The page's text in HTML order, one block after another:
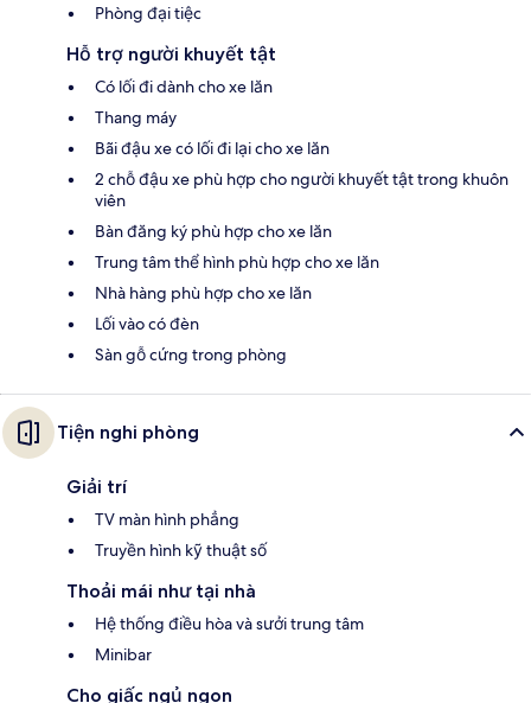
Phòng đại tiệc
Hỗ trợ người khuyết tật
Có lối đi dành cho xe lăn
Thang máy
Bãi đậu xe có lối đi lại cho xe lăn
2 chỗ đậu xe phù hợp cho người khuyết tật trong khuôn
viên
Bàn đăng ký phù hợp cho xe lăn
Trung tâm thể hình phù hợp cho xe lăn
Nhà hàng phù hợp cho xe lăn
Lối vào có đèn
Sàn gỗ cứng trong phòng
Tiện nghi phòng
Giải trí
TV màn hình phẳng
Truyền hình kỹ thuật số
Thoải mái như tại nhà
Hệ thống điều hòa và sưởi trung tâm
Minibar
Cho giấc ngủ ngon